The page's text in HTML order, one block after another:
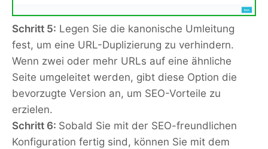
Schritt 5: Legen Sie die kanonische Umleitung
fest, um eine URL-Duplizierung zu verhindern.
Wenn zwei oder mehr URLs auf eine ähnliche
Seite umgeleitet werden, gibt diese Option die
bevorzugte Version an, um SEO-Vorteile zu
erzielen.
Schritt 6: Sobald Sie mit der SEO-freundlichen
Konfiguration fertig sind, können Sie mit dem